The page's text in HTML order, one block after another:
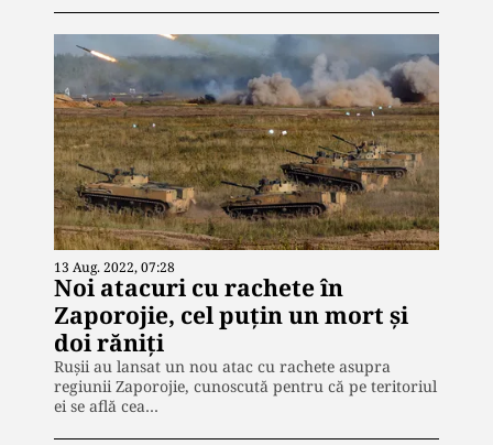
13 Aug. 2022, 07:28
Noi atacuri cu rachete în
Zaporojie, cel puțin un mort și
doi răniți
Rușii au lansat un nou atac cu rachete asupra
regiunii Zaporojie, cunoscută pentru că pe teritoriul
ei se află cea…